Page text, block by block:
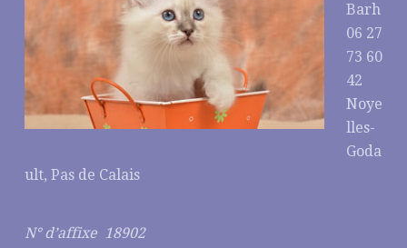
Barh
06 27
73 60
42
Noye
lles-
Goda
ult, Pas de Calais
N° d’affixe 18902